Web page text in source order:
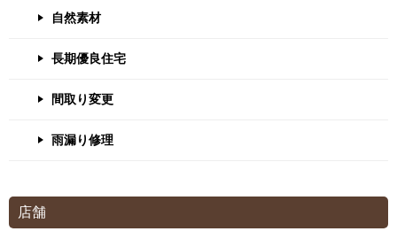
自然素材
長期優良住宅
間取り変更
雨漏り修理
店舗